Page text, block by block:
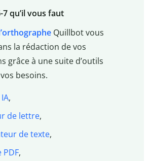
qu’il vous faut
Quillbot vous
la rédaction de vos
grâce à une suite d’outils
besoins.
,
de lettre,
de texte,
,